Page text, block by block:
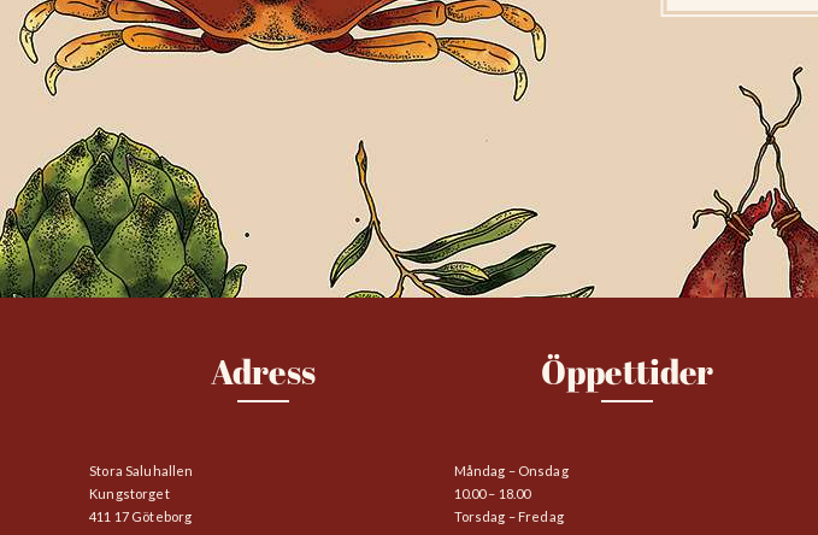
Adress
Stora Saluhallen
Kungstorget
411 17 Göteborg
Öppettider
Måndag – Onsdag
10.00 – 18.00
Torsdag – Fredag